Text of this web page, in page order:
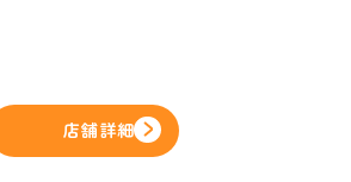
店舗詳細